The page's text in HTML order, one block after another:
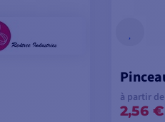
à partir de
2,56 €